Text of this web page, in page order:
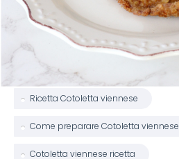
Ricetta Cotoletta viennese
Come preparare Cotoletta viennese
Cotoletta viennese ricetta